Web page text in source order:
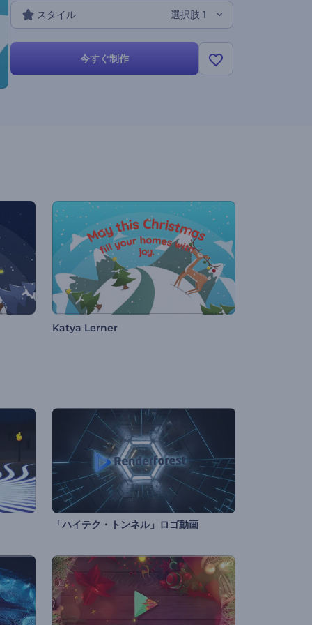
スタイル 選択肢 1
今すぐ制作
Katya Lerner
「ハイテク・トンネル」ロゴ動画